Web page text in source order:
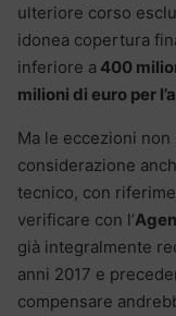
ulteriore corso
idonea copertura
inferiore a 400
milioni di euro per
Ma le eccezioni
considerazione
tecnico, con
verificare con l’
già integralmente
anni 2017 e
compensare